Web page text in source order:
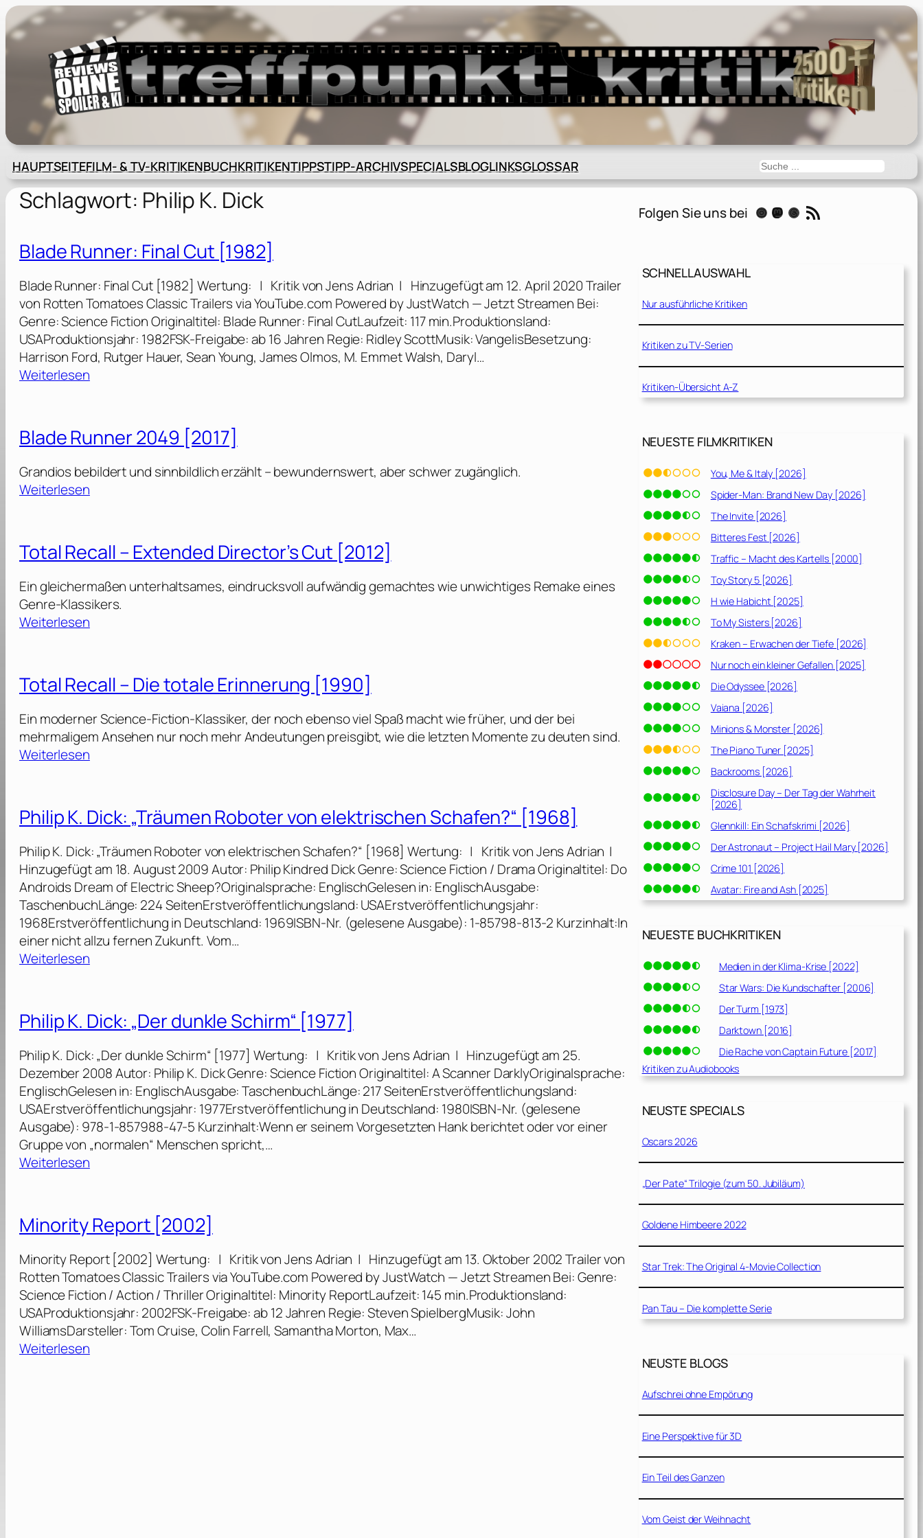
Zum
Inhalt
springen
HAUPTSEITEFILM- & TV-KRITIKENBUCHKRITIKENTIPPSTIPP-ARCHIVSPECIALSBLOGLINKSGLOSSAR Suchen
Schlagwort: Philip K. Dick
Blade Runner: Final Cut [1982]
Blade Runner: Final Cut [1982] Wertung: | Kritik von Jens Adrian | Hinzugefügt am 12. April 2020 Trailer
von Rotten Tomatoes Classic Trailers via YouTube.com Powered by JustWatch — Jetzt Streamen Bei:
Genre: Science Fiction Originaltitel: Blade Runner: Final CutLaufzeit: 117 min.Produktionsland:
USAProduktionsjahr: 1982FSK-Freigabe: ab 16 Jahren Regie: Ridley ScottMusik: VangelisBesetzung:
Harrison Ford, Rutger Hauer, Sean Young, James Olmos, M. Emmet Walsh, Daryl…
Weiterlesen:
d
e
R
u
e
:
F
i
l
C
u
t
[
2
Blade Runner 2049 [2017]
Grandios bebildert und sinnbildlich erzählt – bewundernswert, aber schwer zugänglich.
Weiterlesen:
d
R
u
n
r
0
4
9
0
1
7
]
Total Recall – Extended Director’s Cut [2012]
Ein gleichermaßen unterhaltsames, eindrucksvoll aufwändig gemachtes wie unwichtiges Remake eines
Genre-Klassikers.
Weiterlesen:
a
R
e
c
l
–
E
x
t
e
n
d
D
i
r
e
c
t
o
’
t
2
0
1
2
]
Total Recall – Die totale Erinnerung [1990]
Ein moderner Science-Fiction-Klassiker, der noch ebenso viel Spaß macht wie früher, und der bei
mehrmaligem Ansehen nur noch mehr Andeutungen preisgibt, wie die letzten Momente zu deuten sind.
Weiterlesen:
t
a
R
e
c
a
l
l
i
t
o
t
a
l
e
E
n
n
e
r
u
n
g
[
Philip K. Dick: „Träumen Roboter von elektrischen Schafen?“ [1968]
Philip K. Dick: „Träumen Roboter von elektrischen Schafen?“ [1968] Wertung: | Kritik von Jens Adrian |
Hinzugefügt am 18. August 2009 Autor: Philip Kindred Dick Genre: Science Fiction / Drama Originaltitel: Do
Androids Dream of Electric Sheep?Originalsprache: EnglischGelesen in: EnglischAusgabe:
TaschenbuchLänge: 224 SeitenErstveröffentlichungsland: USAErstveröffentlichungsjahr:
1968Erstveröffentlichung in Deutschland: 1969ISBN-Nr. (gelesene Ausgabe): 1-85798-813-2 Kurzinhalt:In
einer nicht allzu fernen Zukunft. Vom…
Weiterlesen:
i
l
p
K
.
D
i
c
k
T
ä
u
m
e
n
R
Philip K. Dick: „Der dunkle Schirm“ [1977]
Philip K. Dick: „Der dunkle Schirm“ [1977] Wertung: | Kritik von Jens Adrian | Hinzugefügt am 25.
Dezember 2008 Autor: Philip K. Dick Genre: Science Fiction Originaltitel: A Scanner DarklyOriginalsprache:
EnglischGelesen in: EnglischAusgabe: TaschenbuchLänge: 217 SeitenErstveröffentlichungsland:
USAErstveröffentlichungsjahr: 1977Erstveröffentlichung in Deutschland: 1980ISBN-Nr. (gelesene
Ausgabe): 978-1-857988-47-5 Kurzinhalt:Wenn er seinem Vorgesetzten Hank berichtet oder vor einer
Gruppe von „normalen“ Menschen spricht,…
Weiterlesen:
l
p
K
.
D
i
c
Minority Report [2002]
Minority Report [2002] Wertung: | Kritik von Jens Adrian | Hinzugefügt am 13. Oktober 2002 Trailer von
Rotten Tomatoes Classic Trailers via YouTube.com Powered by JustWatch — Jetzt Streamen Bei: Genre:
Science Fiction / Action / Thriller Originaltitel: Minority ReportLaufzeit: 145 min.Produktionsland:
USAProduktionsjahr: 2002FSK-Freigabe: ab 12 Jahren Regie: Steven SpielbergMusik: John
WilliamsDarsteller: Tom Cruise, Colin Farrell, Samantha Morton, Max…
Weiterlesen:
Folgen Sie uns bei Instagram Mastodon Threads RSS-Feed
SCHNELLAUSWAHL
Nur ausführliche Kritiken
Kritiken zu TV-Serien
Kritiken-Übersicht A-Z
NEUESTE FILMKRITIKEN
You, Me & Italy [2026]
Spider-Man: Brand New Day [2026]
The Invite [2026]
Bitteres Fest [2026]
Traffic – Macht des Kartells [2000]
Toy Story 5 [2026]
H wie Habicht [2025]
To My Sisters [2026]
Kraken – Erwachen der Tiefe [2026]
Nur noch ein kleiner Gefallen [2025]
Die Odyssee [2026]
Vaiana [2026]
Minions & Monster [2026]
The Piano Tuner [2025]
Backrooms [2026]
Disclosure Day – Der Tag der Wahrheit
[2026]
Glennkill: Ein Schafskrimi [2026]
Der Astronaut – Project Hail Mary [2026]
Crime 101 [2026]
Avatar: Fire and Ash [2025]
NEUESTE BUCHKRITIKEN
Medien in der Klima-Krise [2022]
Star Wars: Die Kundschafter [2006]
Der Turm [1973]
Darktown [2016]
Die Rache von Captain Future [2017]
Kritiken zu Audiobooks
NEUSTE SPECIALS
Oscars 2026
„Der Pate“ Trilogie (zum 50. Jubiläum)
Goldene Himbeere 2022
Star Trek: The Original 4-Movie Collection
Pan Tau – Die komplette Serie
NEUSTE BLOGS
Aufschrei ohne Empörung
Eine Perspektive für 3D
Ein Teil des Ganzen
Vom Geist der Weihnacht